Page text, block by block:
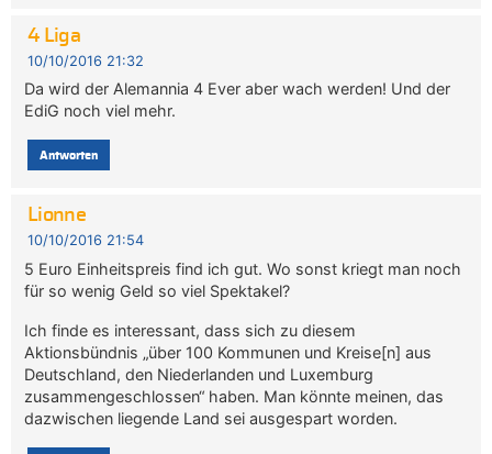
4 Liga
10/10/2016 21:32
Da wird der Alemannia 4 Ever aber wach werden! Und der
EdiG noch viel mehr.
Antworten
Lionne
10/10/2016 21:54
5 Euro Einheitspreis find ich gut. Wo sonst kriegt man noch
für so wenig Geld so viel Spektakel?
Ich finde es interessant, dass sich zu diesem
Aktionsbündnis „über 100 Kommunen und Kreise[n] aus
Deutschland, den Niederlanden und Luxemburg
zusammengeschlossen“ haben. Man könnte meinen, das
dazwischen liegende Land sei ausgespart worden.